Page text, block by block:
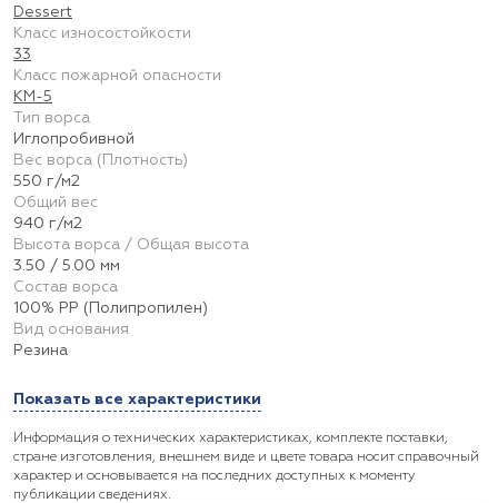
Dessert
Класс износостойкости
33
Класс пожарной опасности
КМ-5
Тип ворса
Иглопробивной
Вес ворса (Плотность)
550 г/м2
Общий вес
940 г/м2
Высота ворса / Общая высота
3.50 / 5.00 мм
Состав ворса
100% PP (Полипропилен)
Вид основания
Резина
Показать все характеристики
Информация о технических характеристиках, комплекте поставки,
стране изготовления, внешнем виде и цвете товара носит справочный
характер и основывается на последних доступных к моменту
публикации сведениях.